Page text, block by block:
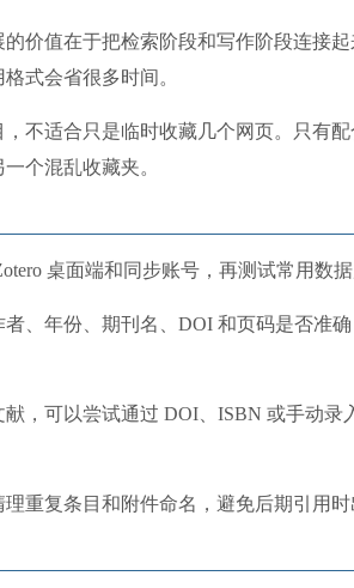
价值在于把检索阶段和写作阶段连接
式会省很多时间。
不适合只是临时收藏几个网页。只有
个混乱收藏夹。
桌面端和同步账号，再测试常用数
、年份、期刊名、DOI 和页码是否准
，可以尝试通过 DOI、ISBN 或手动录
重复条目和附件命名，避免后期引用